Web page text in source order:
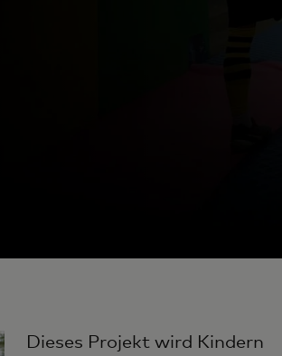
Dieses Projekt wird Kindern